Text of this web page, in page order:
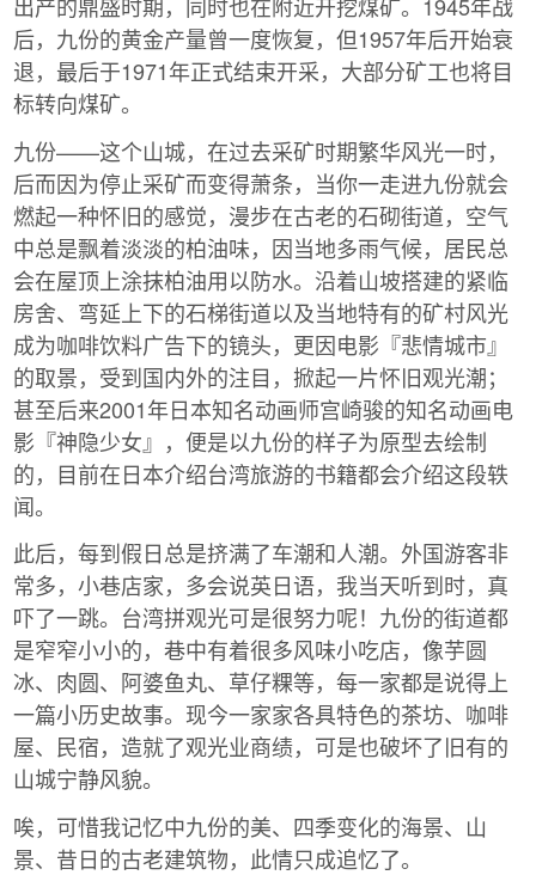
后，九份的黄金产量曾一度恢复，但1957年后开始衰
退，最后于1971年正式结束开采，大部分矿工也将目
标转向煤矿。
九份——这个山城，在过去采矿时期繁华风光一时，
后而因为停止采矿而变得萧条，当你一走进九份就会
燃起一种怀旧的感觉，漫步在古老的石砌街道，空气
中总是飘着淡淡的柏油味，因当地多雨气候，居民总
会在屋顶上涂抹柏油用以防水。沿着山坡搭建的紧临
房舍、弯延上下的石梯街道以及当地特有的矿村风光
成为咖啡饮料广告下的镜头，更因电影『悲情城市』
的取景，受到国内外的注目，掀起一片怀旧观光潮；
甚至后来2001年日本知名动画师宫崎骏的知名动画电
影『神隐少女』，便是以九份的样子为原型去绘制
的，目前在日本介绍台湾旅游的书籍都会介绍这段轶
闻。
此后，每到假日总是挤满了车潮和人潮。外国游客非
常多，小巷店家，多会说英日语，我当天听到时，真
吓了一跳。台湾拼观光可是很努力呢！九份的街道都
是窄窄小小的，巷中有着很多风味小吃店，像芋圆
冰、肉圆、阿婆鱼丸、草仔粿等，每一家都是说得上
一篇小历史故事。现今一家家各具特色的茶坊、咖啡
屋、民宿，造就了观光业商绩，可是也破坏了旧有的
山城宁静风貌。
唉，可惜我记忆中九份的美、四季变化的海景、山
景、昔日的古老建筑物，此情只成追忆了。